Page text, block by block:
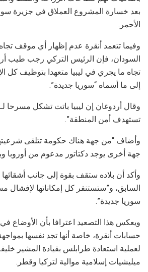
بعد خسارة المشروع العملاق في جزيرة
الأحمر.
وفيما تتعمد أنقرة عدم إظهار أي موقف تجاه
السودان، فإن الرئيس التركي رجب طيب
تجاه ما يجري في ليبيا متعهدا بتوظيف كل
إلى ما أسماه “سوريا جديدة”.
وقال أردوغان إن ليبيا باتت تشكل مسرحا
تستهدف أمن المنطقة”.
وأضاف “من جهة هناك حكومة تتلقى
جهة أخرى يوجد دكتاتور مدعوم من أوروبا
وأكد أن بلاده ستقف بقوة إلى جانب
السابق، و”ستستنفر كل إمكاناتها لإفشال
سوريا جديدة”.
ويعكس هذا التصعيد اعترافا بأن الأوضاع
حسابات أنقرة، خاصة أنها تجد نفسها
لعملية استعادة طرابلس بقيادة المشير
ميليشيات إسلامية موالية لتركيا وقطر.